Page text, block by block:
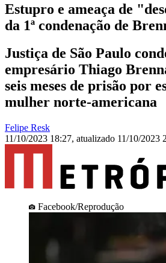
Estupro e ameaça de
da 1ª condenação de
Justiça de São Paulo
empresário Thiago
seis meses de prisão por
mulher norte-americana
Felipe Resk
11/10/2023 18:27, atualizado 11/10/2023
Facebook/Reprodução